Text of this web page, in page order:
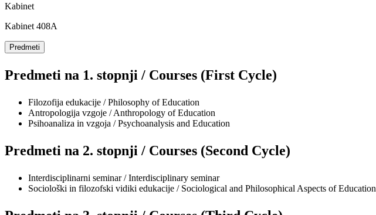
Kabinet
Kabinet 408A
Predmeti
Predmeti na 1. stopnji / Courses (First Cycle)
Filozofija edukacije / Philosophy of Education
Antropologija vzgoje / Anthropology of Education
Psihoanaliza in vzgoja / Psychoanalysis and Education
Predmeti na 2. stopnji / Courses (Second Cycle)
Interdisciplinarni seminar / Interdisciplinary seminar
Sociološki in filozofski vidiki edukacije / Sociological and Philosophical Aspects of Education